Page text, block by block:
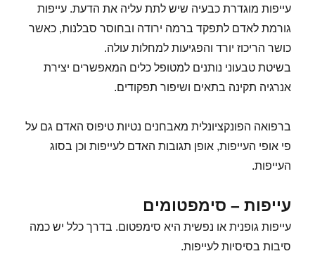
עייפות מוגדרת כבעיה שיש לתת עליה את הדעת. עייפות
גורמת לאדם לתפקד ברמה ירודה ובחוסר סבלנות, כאשר
כושר הריכוז יורד והפגיעות למחלות עולה.
בשיטת טבעוני נותנים למטופל כלים המאפשרים יצירת
אנרגיה תקינה בתאים ושיפור תפקודים.
ברפואה הפונקציונלית מאבחנים נטיות טיפוס האדם גם על
פי אופי העייפות, אופן תגובות האדם לעייפות וכן בסוג
העייפות.
עייפות – סימפטומים
עייפות גופנית או נפשית היא סימפטום. בדרך כלל יש כמה
סיבות בסיסיות לעייפות.